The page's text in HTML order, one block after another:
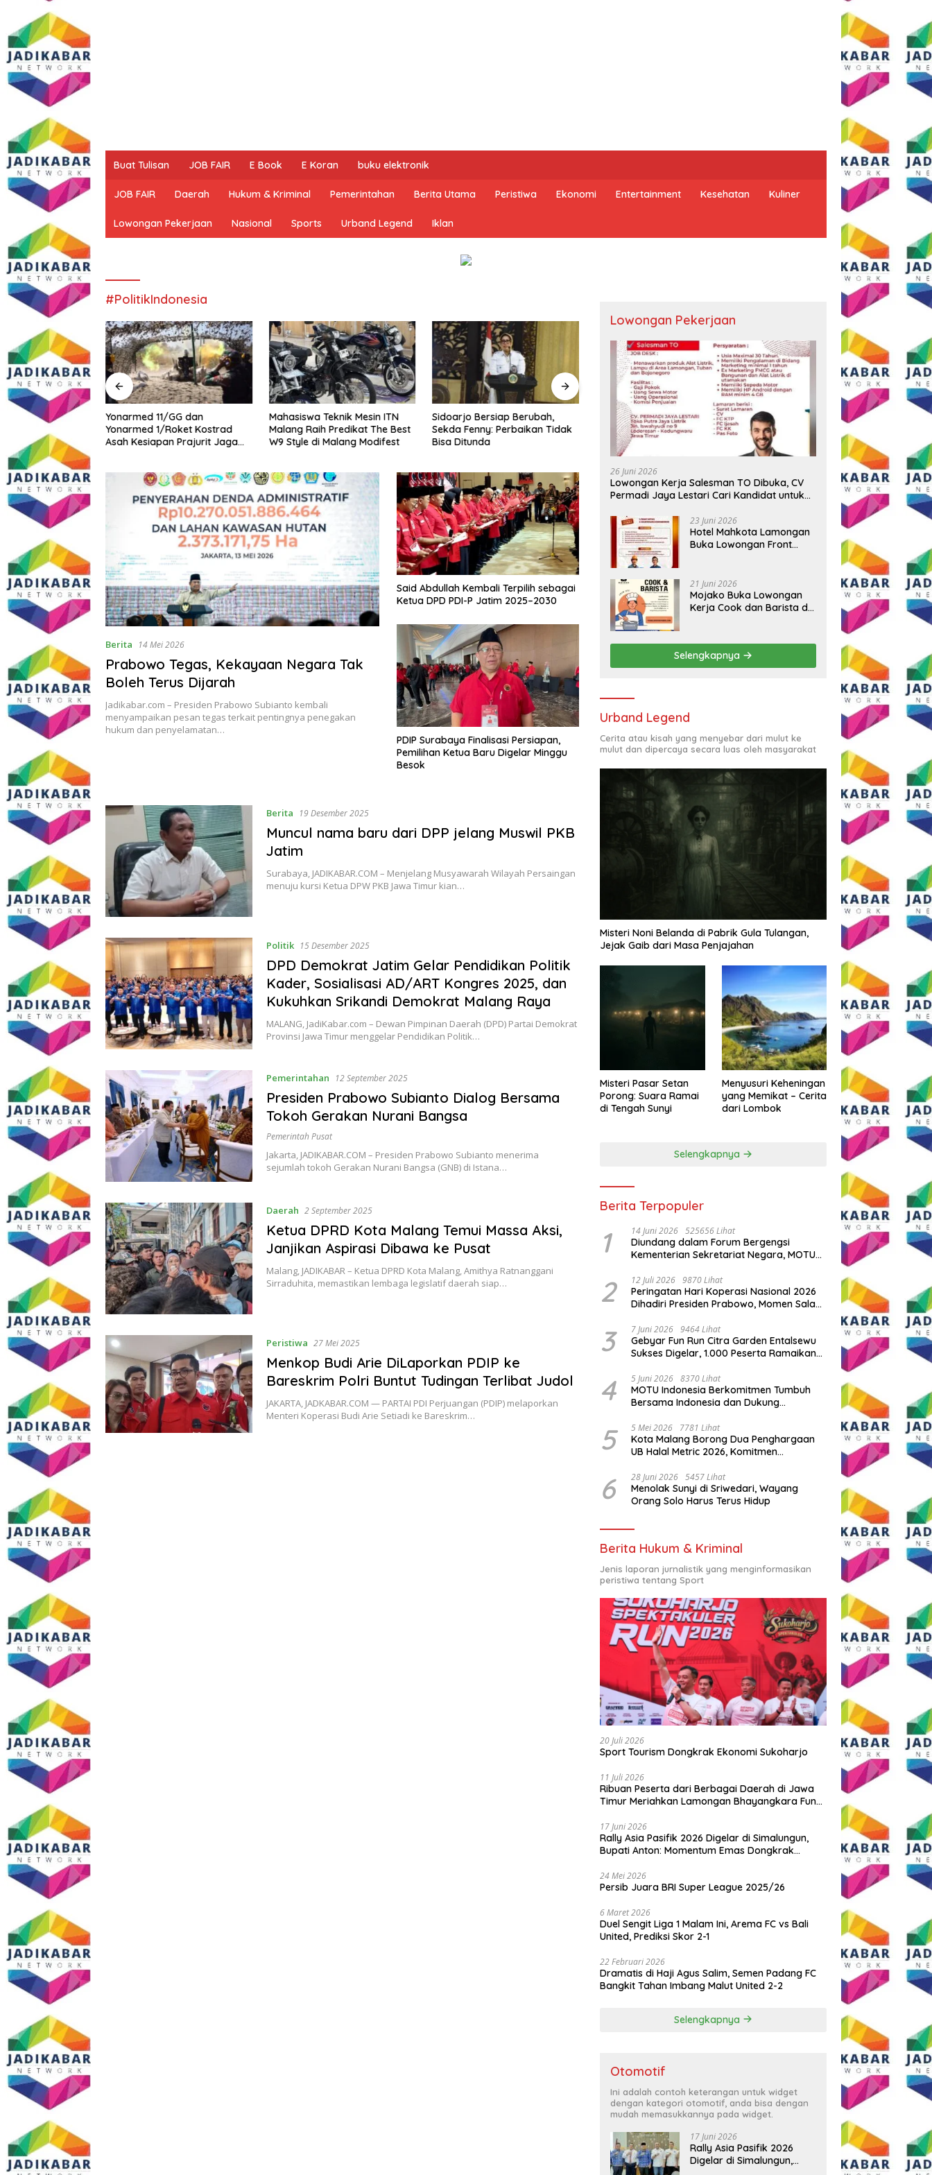
Buat Tulisan JOB FAIR E Book E Koran buku elektronik
JOB FAIR Daerah Hukum & Kriminal Pemerintahan Berita Utama Peristiwa Ekonomi Entertainment Kesehatan Kuliner
Lowongan Pekerjaan Nasional Sports Urband Legend Iklan
#PolitikIndonesia
Wartawan
Gedung,
SMAN 1
DPD IWOI
Yonarmed 11/GG dan
Yonarmed 1/Roket Kostrad
Asah Kesiapan Prajurit Jaga
Mahasiswa Teknik Mesin ITN
Malang Raih Predikat The Best
W9 Style di Malang Modifest
Sidoarjo Bersiap Berubah,
Sekda Fenny: Perbaikan Tidak
Bisa Ditunda
Bukan Sekadar Ngopi, Presiden
LIRA Andi Syafrani
Konsolidasikan Kekuatan
Organisasi di Malang
Sambut HUT RI ke-81, Grand
Mercure Malang Mirama Gelar
Opening Ceremony Olimpiade
Agustusan 2026
Berita 14 Mei 2026
Prabowo Tegas, Kekayaan Negara Tak
Boleh Terus Dijarah
Jadikabar.com – Presiden Prabowo Subianto kembali
menyampaikan pesan tegas terkait pentingnya penegakan
hukum dan penyelamatan…
Said Abdullah Kembali Terpilih sebagai
Ketua DPD PDI-P Jatim 2025–2030
PDIP Surabaya Finalisasi Persiapan,
Pemilihan Ketua Baru Digelar Minggu
Besok
Berita 19 Desember 2025
Muncul nama baru dari DPP jelang Muswil PKB
Jatim
Surabaya, JADIKABAR.COM – Menjelang Musyawarah Wilayah Persaingan
menuju kursi Ketua DPW PKB Jawa Timur kian…
Politik 15 Desember 2025
DPD Demokrat Jatim Gelar Pendidikan Politik
Kader, Sosialisasi AD/ART Kongres 2025, dan
Kukuhkan Srikandi Demokrat Malang Raya
MALANG, JadiKabar.com – Dewan Pimpinan Daerah (DPD) Partai Demokrat
Provinsi Jawa Timur menggelar Pendidikan Politik…
Pemerintahan 12 September 2025
Presiden Prabowo Subianto Dialog Bersama
Tokoh Gerakan Nurani Bangsa
Pemerintah Pusat
Jakarta, JADIKABAR.COM – Presiden Prabowo Subianto menerima
sejumlah tokoh Gerakan Nurani Bangsa (GNB) di Istana…
Daerah 2 September 2025
Ketua DPRD Kota Malang Temui Massa Aksi,
Janjikan Aspirasi Dibawa ke Pusat
Malang, JADIKABAR – Ketua DPRD Kota Malang, Amithya Ratnanggani
Sirraduhita, memastikan lembaga legislatif daerah siap…
Peristiwa 27 Mei 2025
Menkop Budi Arie DiLaporkan PDIP ke
Bareskrim Polri Buntut Tudingan Terlibat Judol
JAKARTA, JADKABAR.COM — PARTAI PDI Perjuangan (PDIP) melaporkan
Menteri Koperasi Budi Arie Setiadi ke Bareskrim…
Lowongan Pekerjaan
26 Juni 2026
Lowongan Kerja Salesman TO Dibuka, CV
Permadi Jaya Lestari Cari Kandidat untuk
23 Juni 2026
Hotel Mahkota Lamongan
Buka Lowongan Front
Syaratnya
21 Juni 2026
Mojako Buka Lowongan
Kerja Cook dan Barista di
Selengkapnya
Urband Legend
Cerita atau kisah yang menyebar dari mulut ke
mulut dan dipercaya secara luas oleh masyarakat
Misteri Noni Belanda di Pabrik Gula Tulangan,
Jejak Gaib dari Masa Penjajahan
Misteri Pasar Setan
Porong: Suara Ramai
di Tengah Sunyi
Menyusuri Keheningan
yang Memikat – Cerita
dari Lombok
Selengkapnya
Berita Terpopuler
1 14 Juni 2026 525656 Lihat
Diundang dalam Forum Bergengsi
Kementerian Sekretariat Negara, MOTU
Indonesia
2 12 Juli 2026 9870 Lihat
Peringatan Hari Koperasi Nasional 2026
Dihadiri Presiden Prabowo, Momen Salam
3 7 Juni 2026 9464 Lihat
Gebyar Fun Run Citra Garden Entalsewu
Sukses Digelar, 1.000 Peserta Ramaikan
4 5 Juni 2026 8370 Lihat
MOTU Indonesia Berkomitmen Tumbuh
Bersama Indonesia dan Dukung
5 5 Mei 2026 7781 Lihat
Kota Malang Borong Dua Penghargaan
UB Halal Metric 2026, Komitmen
6 28 Juni 2026 5457 Lihat
Menolak Sunyi di Sriwedari, Wayang
Orang Solo Harus Terus Hidup
Berita Hukum & Kriminal
Jenis laporan jurnalistik yang menginformasikan
peristiwa tentang Sport
20 Juli 2026
Sport Tourism Dongkrak Ekonomi Sukoharjo
11 Juli 2026
Ribuan Peserta dari Berbagai Daerah di Jawa
Timur Meriahkan Lamongan Bhayangkara Fun
17 Juni 2026
Rally Asia Pasifik 2026 Digelar di Simalungun,
Bupati Anton: Momentum Emas Dongkrak
24 Mei 2026
Persib Juara BRI Super League 2025/26
6 Maret 2026
Duel Sengit Liga 1 Malam Ini, Arema FC vs Bali
United, Prediksi Skor 2-1
22 Februari 2026
Dramatis di Haji Agus Salim, Semen Padang FC
Bangkit Tahan Imbang Malut United 2-2
Selengkapnya
Otomotif
Ini adalah contoh keterangan untuk widget
dengan kategori otomotif, anda bisa dengan
mudah memasukkannya pada widget.
17 Juni 2026
Rally Asia Pasifik 2026
Digelar di Simalungun,